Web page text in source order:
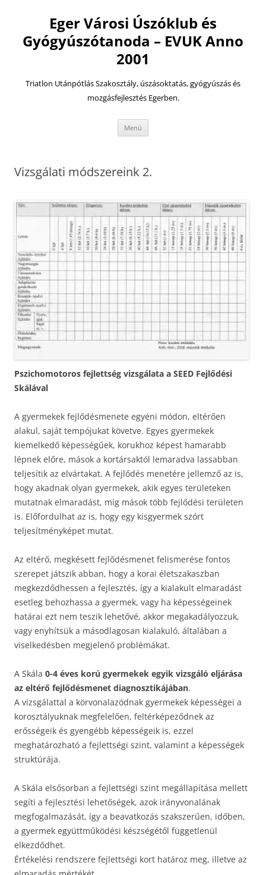
Eger Városi Úszóklub és
Gyógyúszótanoda – EVUK Anno
2001
Triatlon Utánpótlás Szakosztály, úszásoktatás, gyógyúszás és
mozgásfejlesztés Egerben.
Menü
Vizsgálati módszereink 2.
Pszichomotoros fejlettség vizsgálata a SEED Fejlődési
Skálával
A gyermekek fejlődésmenete egyéni módon, eltérően
alakul, saját tempójukat követve. Egyes gyermekek
kiemelkedő képességűek, korukhoz képest hamarabb
lépnek előre, mások a kortársaktól lemaradva lassabban
teljesítik az elvártakat. A fejlődés menetére jellemző az is,
hogy akadnak olyan gyermekek, akik egyes területeken
mutatnak elmaradást, míg mások több fejlődési területen
is. Előfordulhat az is, hogy egy kisgyermek szórt
teljesítményképet mutat.
Az eltérő, megkésett fejlődésmenet felismerése fontos
szerepet játszik abban, hogy a korai életszakaszban
megkezdődhessen a fejlesztés, így a kialakult elmaradást
esetleg behozhassa a gyermek, vagy ha képességeinek
határai ezt nem teszik lehetővé, akkor megakadályozzuk,
vagy enyhítsük a másodlagosan kialakuló, általában a
viselkedésben megjelenő problémákat.
A Skála 0-4 éves korú gyermekek egyik vizsgáló eljárása
az eltérő fejlődésmenet diagnosztikájában.
A vizsgálattal a körvonalazódnak gyermekek képességei a
korosztályuknak megfelelően, feltérképeződnek az
erősségeik és gyengébb képességeik is, ezzel
meghatározható a fejlettségi szint, valamint a képességek
struktúrája.
A Skála elsősorban a fejlettségi szint megállapítása mellett
segíti a fejlesztési lehetőségek, azok irányvonalának
megfogalmazását, így a beavatkozás szakszerűen, időben,
a gyermek együttműködési készségétől függetlenül
elkezdődhet.
Értékelési rendszere fejlettségi kort határoz meg, illetve az